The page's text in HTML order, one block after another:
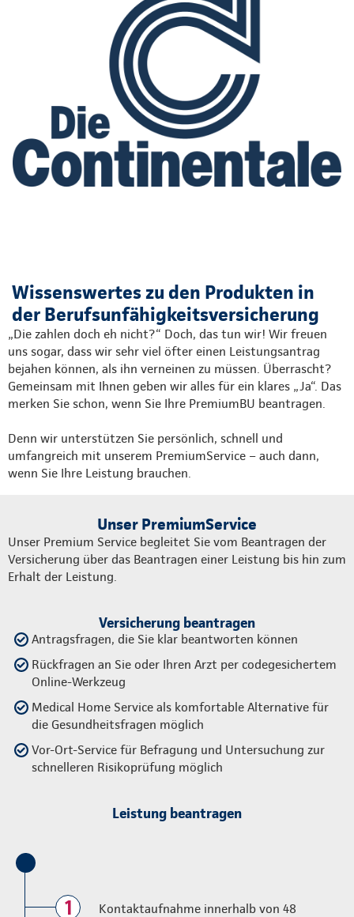
Wissenswertes zu den Produkten in
der Berufsunfähigkeitsversicherung
„Die zahlen doch eh nicht?“ Doch, das tun wir! Wir freuen
uns sogar, dass wir sehr viel öfter einen Leistungsantrag
bejahen können, als ihn verneinen zu müssen. Überrascht?
Gemeinsam mit Ihnen geben wir alles für ein klares „Ja“. Das
merken Sie schon, wenn Sie Ihre PremiumBU beantragen.
Denn wir unterstützen Sie persönlich, schnell und
umfangreich mit unserem PremiumService – auch dann,
wenn Sie Ihre Leistung brauchen.
Unser PremiumService
Unser Premium Service begleitet Sie vom Beantragen der
Versicherung über das Beantragen einer Leistung bis hin zum
Erhalt der Leistung.
Versicherung beantragen
Antragsfragen, die Sie klar beantworten können
Rückfragen an Sie oder Ihren Arzt per codegesichertem
Online-Werkzeug
Medical Home Service als komfortable Alternative für
die Gesundheitsfragen möglich
Vor-Ort-Service für Befragung und Untersuchung zur
schnelleren Risikoprüfung möglich
Leistung beantragen
1
Kontaktaufnahme innerhalb von 48